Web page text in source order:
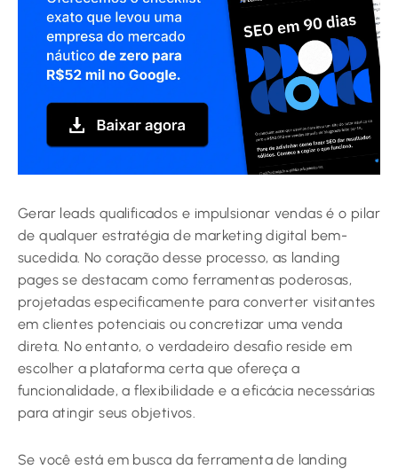
Gerar leads qualificados e impulsionar vendas é o pilar
de qualquer estratégia de marketing digital bem-
sucedida. No coração desse processo, as landing
pages se destacam como ferramentas poderosas,
projetadas especificamente para converter visitantes
em clientes potenciais ou concretizar uma venda
direta. No entanto, o verdadeiro desafio reside em
escolher a plataforma certa que ofereça a
funcionalidade, a flexibilidade e a eficácia necessárias
para atingir seus objetivos.
Se você está em busca da ferramenta de landing